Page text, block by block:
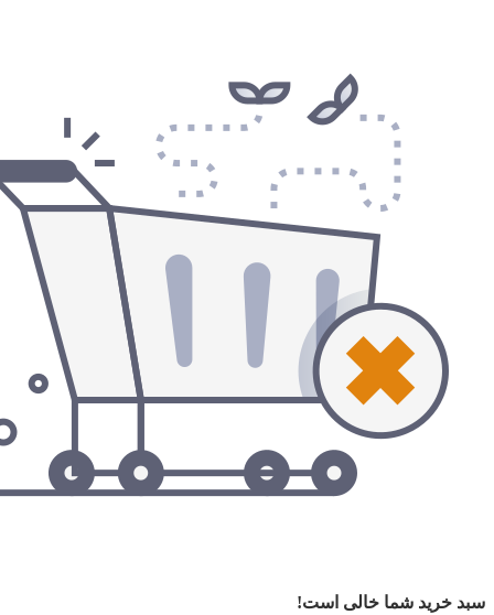
سبد خرید شما خالی است!